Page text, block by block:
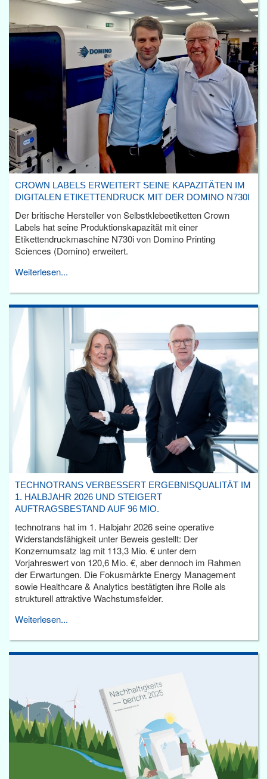
CROWN LABELS ERWEITERT SEINE KAPAZITÄTEN IM
DIGITALEN ETIKETTENDRUCK MIT DER DOMINO N730I
Der britische Hersteller von Selbstklebeetiketten Crown
Labels hat seine Produktionskapazität mit einer
Etikettendruckmaschine N730i von Domino Printing
Sciences (Domino) erweitert.
Weiterlesen...
TECHNOTRANS VERBESSERT ERGEBNISQUALITÄT IM
1. HALBJAHR 2026 UND STEIGERT
AUFTRAGSBESTAND AUF 96 MIO.
technotrans hat im 1. Halbjahr 2026 seine operative
Widerstandsfähigkeit unter Beweis gestellt: Der
Konzernumsatz lag mit 113,3 Mio. € unter dem
Vorjahreswert von 120,6 Mio. €, aber dennoch im Rahmen
der Erwartungen. Die Fokusmärkte Energy Management
sowie Healthcare & Analytics bestätigten ihre Rolle als
strukturell attraktive Wachstumsfelder.
Weiterlesen...